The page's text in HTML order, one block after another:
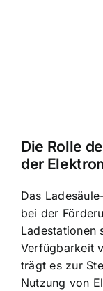
Die Rolle
der
Das
bei der
Ladestationen
Verfügbarkeit
trägt es zur
Nutzung von